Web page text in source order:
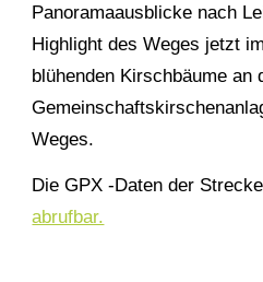
Panoramaausblicke nach
Highlight des Weges jetzt
blühenden Kirschbäume an
Weges.
Die GPX -Daten der
abrufbar.